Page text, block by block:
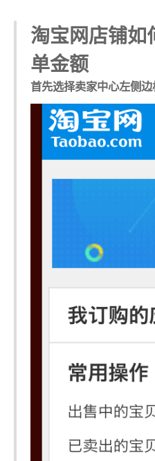
淘宝网店铺如
单金额
首先选择卖家中心左侧